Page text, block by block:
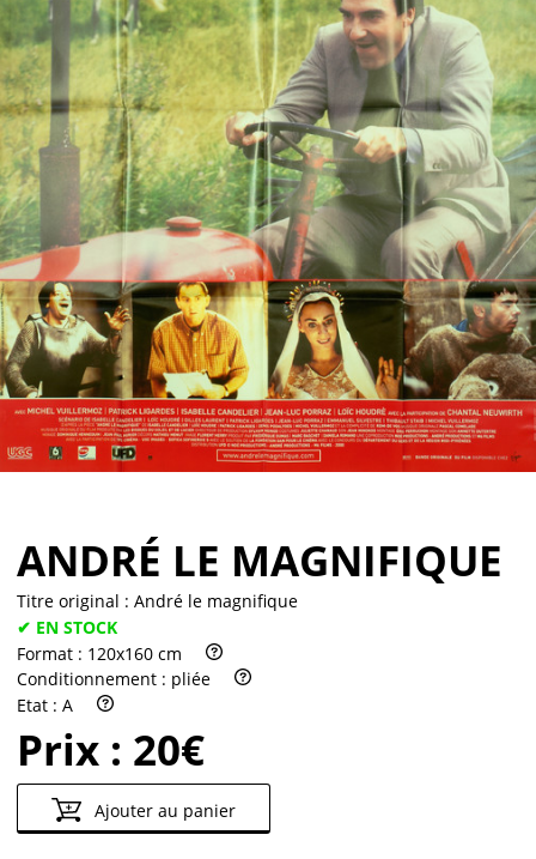
Vendre
ANDRÉ LE MAGNIFIQUE
Titre original : André le magnifique
✔ EN STOCK
Format : 120x160 cm
Conditionnement : pliée
Etat : A
Prix : 20€
Ajouter au panier